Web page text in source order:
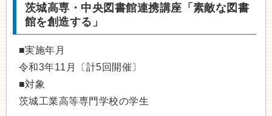
茨城高専・中央図書館連携講座「素敵な図書
館を創造する」
■実施年月
令和3年11月〔計5回開催〕
■対象
茨城工業高等専門学校の学生